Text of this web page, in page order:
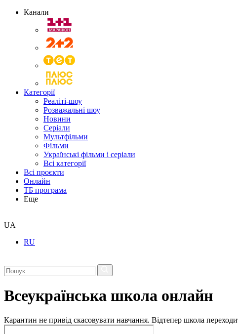
Канали
Категорії
Реаліті-шоу
Розважальні шоу
Новини
Серіали
Мультфільми
Фільми
Українські фільми і серіали
Всі категорії
Всі проєкти
Онлайн
ТБ програма
Еще
UA
RU
Всеукраїнська школа онлайн
Карантин не привід скасовувати навчання. Відтепер школа